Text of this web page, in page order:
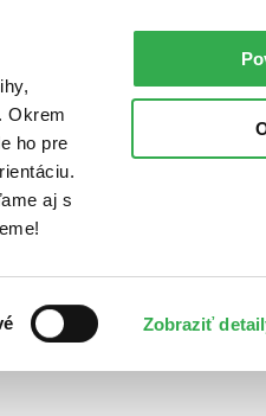
Okrem
ho pre
aj s
Zobraziť